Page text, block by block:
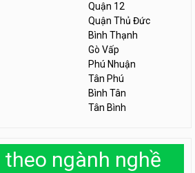
Quận 12
Quận Thủ Đức
Bình Thạnh
Gò Vấp
Phú Nhuận
Tân Phú
Bình Tân
Tân Bình
ngành nghề